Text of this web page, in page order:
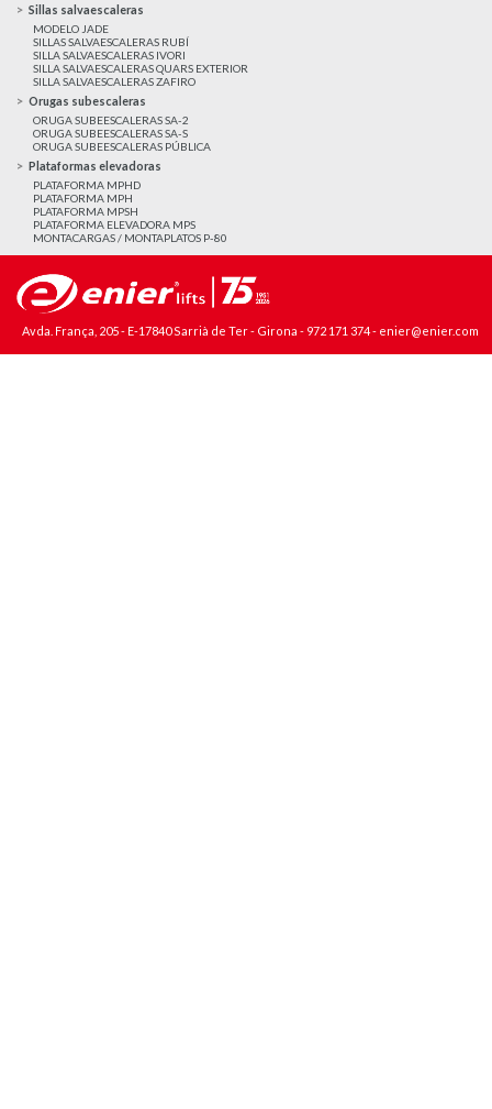
Sillas salvaescaleras
MODELO JADE
SILLAS SALVAESCALERAS RUBÍ
SILLA SALVAESCALERAS IVORI
SILLA SALVAESCALERAS QUARS EXTERIOR
SILLA SALVAESCALERAS ZAFIRO
Orugas subescaleras
ORUGA SUBEESCALERAS SA-2
ORUGA SUBEESCALERAS SA-S
ORUGA SUBEESCALERAS PÚBLICA
Plataformas elevadoras
PLATAFORMA MPHD
PLATAFORMA MPH
PLATAFORMA MPSH
PLATAFORMA ELEVADORA MPS
MONTACARGAS / MONTAPLATOS P-80
Avda. França, 205 - E-17840 Sarrià de Ter - Girona - 972 171 374- enier@enier.com